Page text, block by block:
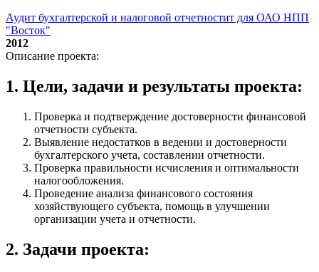
Аудит бухгалтерской и налоговой отчетностит для ОАО НПП
"Восток"
2012
Описание проекта:
1. Цели, задачи и результаты проекта:
Проверка и подтверждение достоверности финансовой
отчетности субъекта.
Выявление недостатков в ведении и достоверности
бухгалтерского учета, составлении отчетности.
Проверка правильности исчисления и оптимальности
налогообложения.
Проведение анализа финансового состояния
хозяйствующего субъекта, помощь в улучшении
организации учета и отчетности.
2. Задачи проекта: